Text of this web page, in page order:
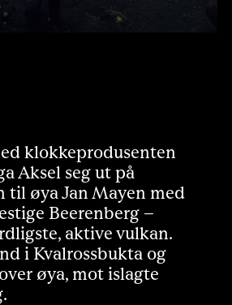
klokkeprodusenten
Aksel seg ut på
til øya Jan Mayen med
Beerenberg –
aktive vulkan.
i Kvalrossbukta og
øya, mot islagte